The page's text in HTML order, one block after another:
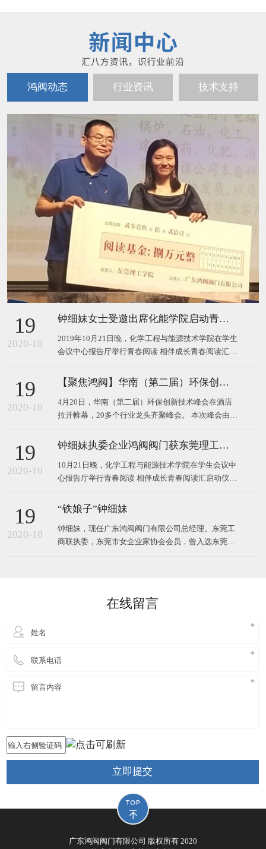
鸿阀动态 行业资讯 技术支持
19
2020-10
钟细妹女士受邀出席化能学院启动青春阅读汇系列活动
2019年10月21日晚，化学工程与能源技术学院在学生
会议中心报告厅举行青春阅读 相伴成长青春阅读汇启
限公司董事长钟细妹、化能学院党委书记夏勇、化能
场仪式。化能学院党委委员、各支部书记、政治辅导
员、班主任
19
2020-10
【聚焦鸿阀】华南（第二届）环保创新技术峰会
4月20日，华南（第二届）环保创新技术峰会在酒店
拉开帷幕，20多个行业龙头齐聚峰会。 本次峰会由广
司作为主办方，以高新技术对接，最新技术产品，超
用，共同将环
19
2020-10
钟细妹执委企业鸿阀阀门获东莞理工学院校长马宏伟亲赠牌匾
10月21日晚，化学工程与能源技术学院在学生会议中
心报告厅举行青春阅读 相伴成长青春阅读汇启动仪
妹，与东莞理工学院党委副书记、校长马宏伟，化能
处长廖文波出席本场仪式。化能学院各支部书记、政
治辅导员、班
19
2020-10
“铁娘子”钟细妹
钟细妹，现任广东鸿阀阀门有限公司总经理。东莞工
商联执委，东莞市女企业家协会会员，曾入选东莞报
在线留言
立即提交
广东鸿阀阀门有限公司 版权所有 2020